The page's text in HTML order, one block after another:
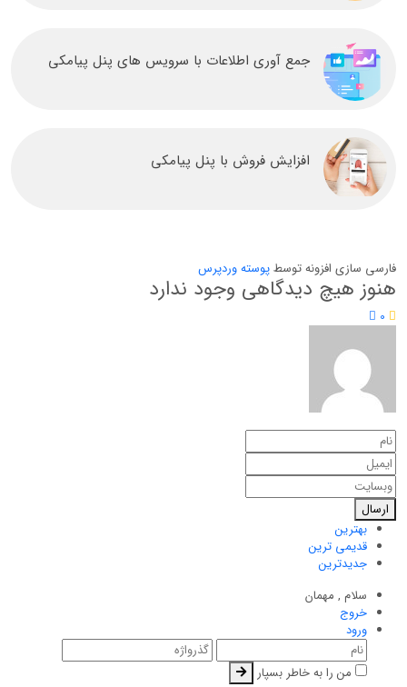
جمع آوری اطلاعات با سرویس های پنل پیامکی
افزایش فروش با پنل پیامکی
فارسی سازی افزونه توسطپوسته وردپرس
هنوز هیچ دیدگاهی وجود ندارد
0
ارسال
بهترین
قدیمی ترین
جدیدترین
سلام , مهمان
خروج
ورود
من را به خاطر بسپار